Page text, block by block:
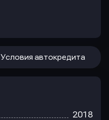
Условия автокредита
2018